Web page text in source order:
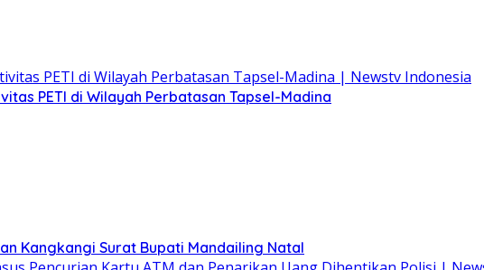
PETI di Wilayah Perbatasan Tapsel-Madina
Kangkangi Surat Bupati Mandailing Natal